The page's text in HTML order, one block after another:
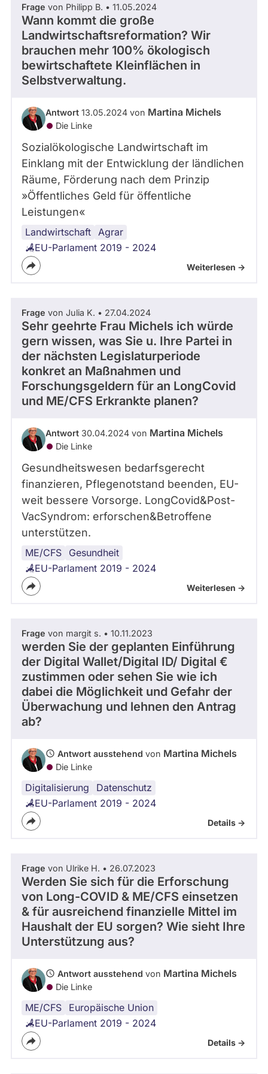
abgeordnetenwatch
befragt
werden.
Thema
- Alle -
Antwort Status
- Alle -
Frage von Philipp B. • 11.05.2024
Wann kommt die große
Landwirtschaftsreformation? Wir
brauchen mehr 100% ökologisch
bewirtschaftete Kleinflächen in
Selbstverwaltung.
Antwort 13.05.2024 von Martina Michels
Die Linke
Sozialökologische Landwirtschaft im
Einklang mit der Entwicklung der ländlichen
Räume, Förderung nach dem Prinzip
»Öffentliches Geld für öffentliche
Leistungen«
Landwirtschaft Agrar
EU-Parlament 2019 - 2024
Weiterlesen ->
Frage von Julia K. • 27.04.2024
Sehr geehrte Frau Michels ich würde
gern wissen, was Sie u. Ihre Partei in
der nächsten Legislaturperiode
konkret an Maßnahmen und
Forschungsgeldern für an LongCovid
und ME/CFS Erkrankte planen?
Antwort 30.04.2024 von Martina Michels
Die Linke
Gesundheitswesen bedarfsgerecht
finanzieren, Pflegenotstand beenden, EU-
weit bessere Vorsorge. LongCovid&Post-
VacSyndrom: erforschen&Betroffene
unterstützen.
ME/CFS
Gesundheit
EU-Parlament 2019 - 2024
Weiterlesen ->
Frage von margit s. • 10.11.2023
werden Sie der geplanten Einführung
der Digital Wallet/Digital ID/ Digital €
zustimmen oder sehen Sie wie ich
dabei die Möglichkeit und Gefahr der
Überwachung und lehnen den Antrag
ab?
Antwort ausstehend von Martina Michels
Die Linke
Digitalisierung
Datenschutz
EU-Parlament 2019 - 2024
Details ->
Frage von Ulrike H. • 26.07.2023
Werden Sie sich für die Erforschung
von Long-COVID & ME/CFS einsetzen
& für ausreichend finanzielle Mittel im
Haushalt der EU sorgen? Wie sieht Ihre
Unterstützung aus?
Antwort ausstehend von Martina Michels
Die Linke
ME/CFS
Europäische Union
EU-Parlament 2019 - 2024
Details ->